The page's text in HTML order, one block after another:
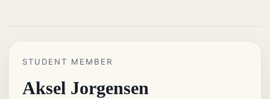
STUDENT MEMBER
Aksel Jorgensen